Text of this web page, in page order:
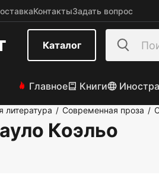
КонтактыЗадать вопрос
Каталог
Главное Книги
литература / Современная проза /
Коэльо